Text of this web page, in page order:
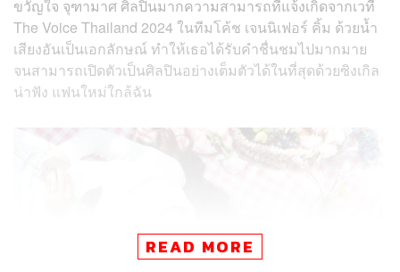
ขวัญใจ จุฑามาศ ศิลปินมากความสามารถที่แจ้งเกิดจากเวที
The Voice Thailand 2024 ในทีมโค้ช เจนนิเฟอร์ คิ้ม ด้วยน้ำ
เสียงอันเป็นเอกลักษณ์ ทำให้เธอได้รับคำชื่นชมไปมากมาย
จนสามารถเปิดตัวเป็นศิลปินอย่างเต็มตัวได้ในที่สุดด้วยซิงเกิล
น่าฟัง แฟนใหม่ใกล้ฉัน
READ MORE